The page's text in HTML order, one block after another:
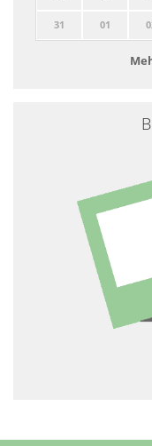
31 01